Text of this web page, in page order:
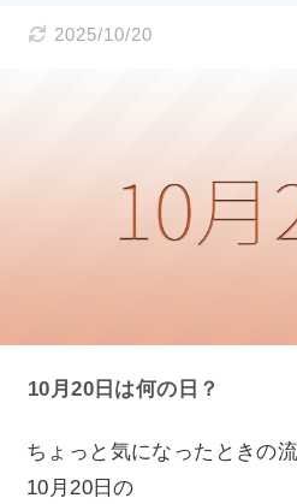
2025/10/20
10月20日は何の日？
ちょっと気になったときの
10月20日の